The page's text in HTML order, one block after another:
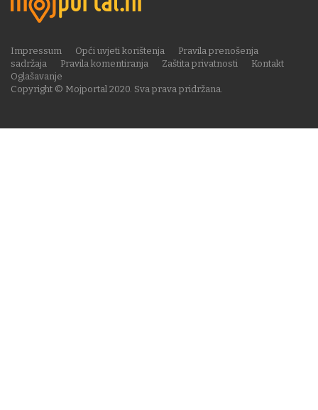
Copyright © Mojportal 2020. Sva prava pridržana.
Impressum Opći uvjeti korištenja
Pravila prenošenja
sadržaja
Pravila komentiranja Zaštita privatnosti
Kontakt
Oglašavanje